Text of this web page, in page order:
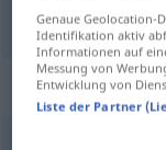
Genaue Geolocation-
Identifikation aktiv
Informationen auf
Messung von
Entwicklung von
Liste der Partner